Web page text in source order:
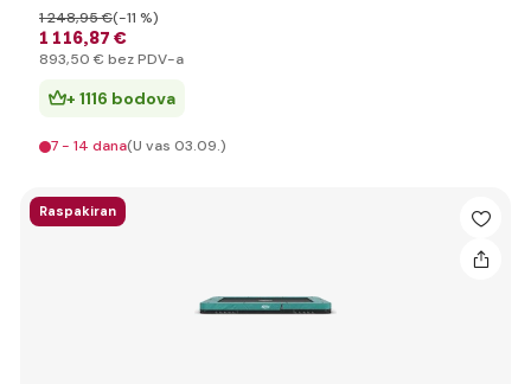
1 116,87 €
1 248,95 €(-11 %)
893,50 € bez PDV-a
+ 1116 bodova
7 - 14 dana(U vas 03.09.)
Raspakiran